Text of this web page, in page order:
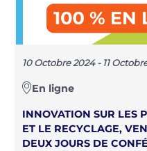
10 Octobre 2024 - 11
En ligne
INNOVATION SUR LES
ET LE RECYCLAGE,
DEUX JOURS DE